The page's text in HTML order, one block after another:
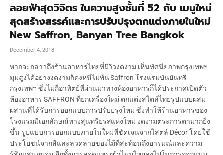
ลอยฟ้าสุดวิจิตร ในความสูงชั้นที่ 52 กับ เมนูใหม่
สุดสร้างสรรค์และการปรับปรุงตกแต่งภายในใหม่
New Saffron, Banyan Tree Bangkok
December 4, 2018
หากจะกล่าวถึงร้านอาหารไทยที่มีวิวงดงาม เห็นทัศนียภาพกรุงเทพฯ
มุมสูงได้อย่างงดงามก็คงหนีไม่พ้น Saffron โรงแรมบันยันทรี
กรุงเทพฯ ซึ่งไม่กี่อาทิตย์ที่ผ่านมาทางห้องอาหารก็ได้ประกาศเปิดตัว
ห้องอาหาร SAFFRON ที่ยกเครื่องใหม่ ตกแต่งสไตล์ไทยรูปแบบผสม
ผสานที่ได้รับการออกแบบการปรับปรุงใหม่ ซึ่งทำให้ร้านอาหารของ
โรงแรมมีเอกลักษณ์ทางสุนทรียรสแห่งใหม่ งดงามตระการตามากยิ่ง
ขึ้น รูปแบบการออกแบบภายในใหม่ที่ชัดเจนจากไสตล์ Décor โดยใช้
ประโยชน์จากสีและลวดลายของไม้ที่สะท้อนถึงอารมณ์และความ